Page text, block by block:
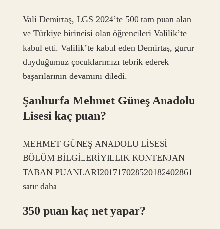
Vali Demirtaş, LGS 2024’te 500 tam puan alan
ve Türkiye birincisi olan öğrencileri Valilik’te
kabul etti. Valilik’te kabul eden Demirtaş, gurur
duyduğumuz çocuklarımızı tebrik ederek
başarılarının devamını diledi.
Şanlıurfa Mehmet Güneş Anadolu
Lisesi kaç puan?
MEHMET GÜNEŞ ANADOLU LİSESİ
BÖLÜM BİLGİLERİYILLIK KONTENJAN
TABAN PUANLARI201717028520182402861
satır daha
350 puan kaç net yapar?